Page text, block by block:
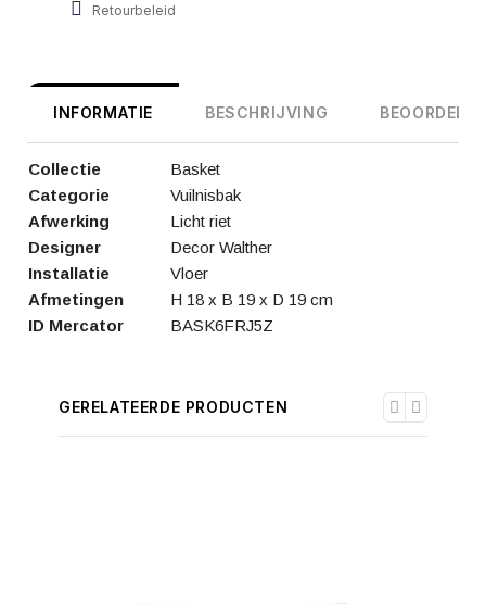
Retourbeleid
INFORMATIE BESCHRIJVING
Collectie
Basket
Categorie
Vuilnisbak
Afwerking
Licht riet
Designer
Decor Walther
Installatie
Vloer
Afmetingen
H 18 x B 19 x D 19 cm
ID Mercator
BASK6FRJ5Z
GERELATEERDE PRODUCTEN